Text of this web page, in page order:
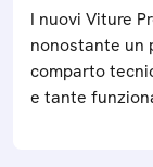
I nuovi Viture
nonostante un
comparto
e tante